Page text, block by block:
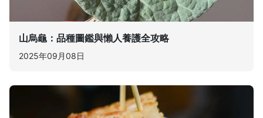
山烏龜：品種圖鑑與懶人養護全攻略
2025年09月08日